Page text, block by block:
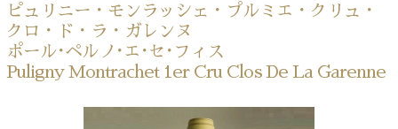
ピュリニー・モンラッシェ・プルミエ・クリュ・
クロ・ド・ラ・ガレンヌ
ポール･ペルノ･エ･セ･フィス
Puligny Montrachet 1er Cru Clos De La Garenne